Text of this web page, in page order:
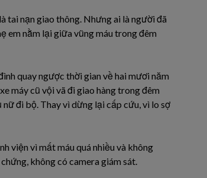
tai nạn giao thông. Nhưng ai là người đã
em nằm lại giữa vũng máu trong đêm
quay ngược thời gian về hai mươi năm
máy cũ vội vã đi giao hàng trong đêm
đi bộ. Thay vì dừng lại cấp cứu, vì lo sợ
viện vì mất máu quá nhiều và không
không có camera giám sát.